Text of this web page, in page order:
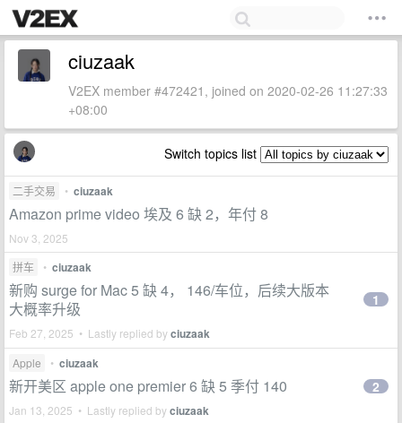
ciuzaak
V2EX member #472421, joined on 2020-02-26 11:27:33
+08:00
Switch topics list
二手交易 • ciuzaak
Amazon prime video 埃及 6 缺 2，年付 8
Nov 3, 2025
拼车
• ciuzaak
新购 surge for Mac 5 缺 4， 146/车位，后续大版本
大概率升级
Feb 27, 2025 • Lastly replied byciuzaak
1
Apple • ciuzaak
新开美区 apple one premier 6 缺 5 季付 140
Jan 13, 2025 • Lastly replied byciuzaak
2